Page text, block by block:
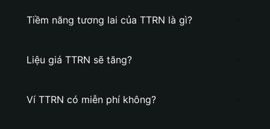
Tiềm năng tương lai của TTRN là gì?
Liệu giá TTRN sẽ tăng?
Ví TTRN có miễn phí không?